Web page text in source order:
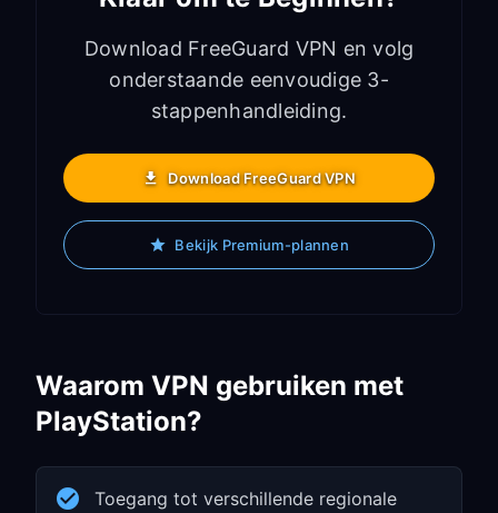
Download FreeGuard VPN en volg
onderstaande eenvoudige 3-
stappenhandleiding.
Download FreeGuard VPN
Bekijk Premium-plannen
Waarom VPN gebruiken met
PlayStation?
Toegang tot verschillende regionale